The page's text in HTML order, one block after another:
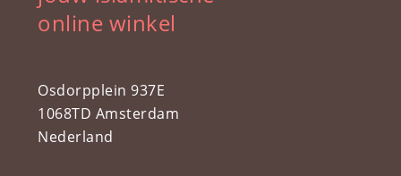
online winkel
Osdorpplein 937E
1068TD Amsterdam
Nederland